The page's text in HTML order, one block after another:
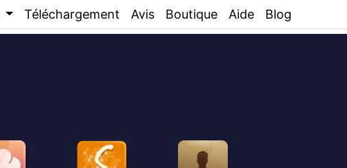
Téléchargement Avis Boutique Aide Blog